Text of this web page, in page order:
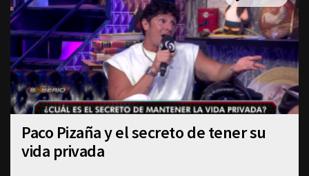
Paco Pizaña y el secreto de tener su
vida privada